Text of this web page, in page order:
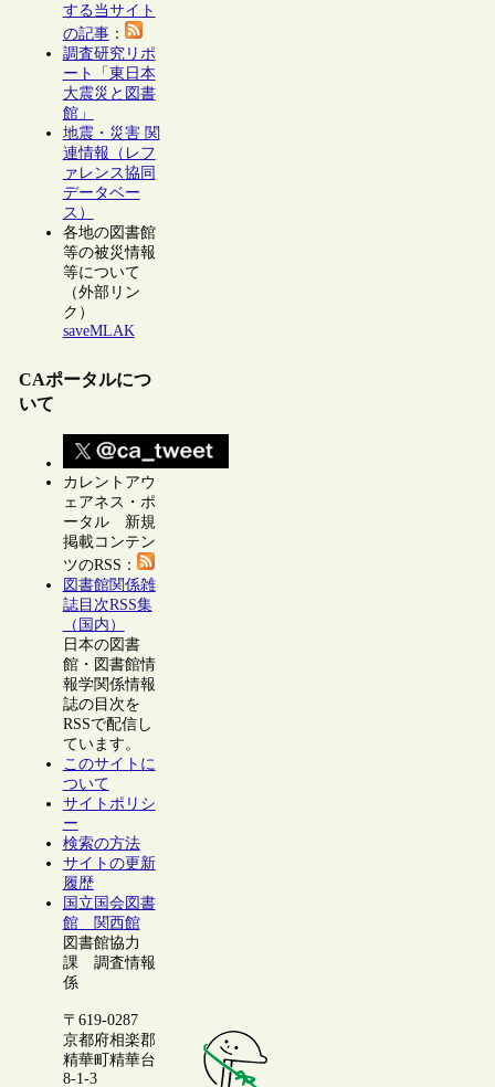
する当サイト
の記事：
調査研究リポ
ート「東日本
大震災と図書
館」
地震・災害 関
連情報（レフ
ァレンス協同
データベー
ス）
各地の図書館
等の被災情報
等について
（外部リン
ク）
saveMLAK
CAポータルにつ
いて
カレントアウ
ェアネス・ポ
ータル 新規
掲載コンテン
ツのRSS：
図書館関係雑
誌目次RSS集
（国内）
日本の図書
館・図書館情
報学関係情報
誌の目次を
RSSで配信し
ています。
このサイトに
ついて
サイトポリシ
ー
検索の方法
サイトの更新
履歴
国立国会図書
館 関西館
図書館協力
課 調査情報
係
〒619-0287
京都府相楽郡
精華町精華台
8-1-3